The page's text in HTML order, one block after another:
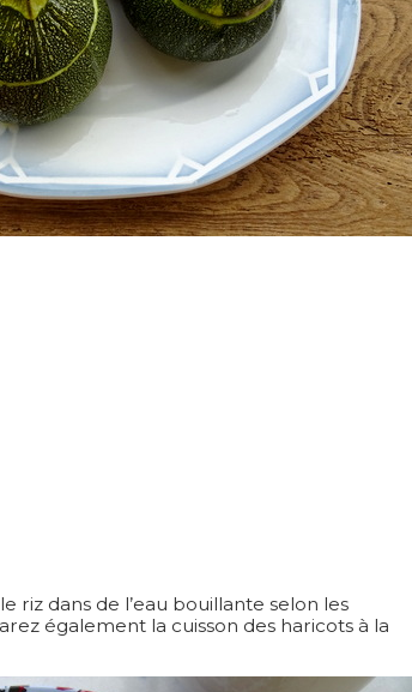
riz dans de l’eau bouillante selon les
également la cuisson des haricots à la